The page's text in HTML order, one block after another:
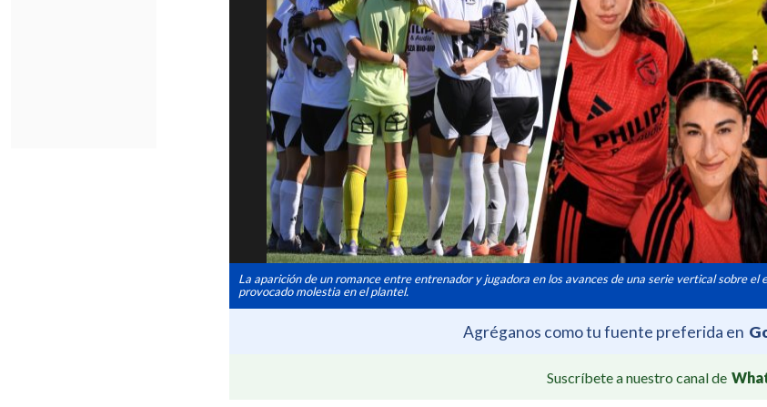
La aparición de un romance entre entrenador y jugadora en los avances de una serie vertical sobre el
provocado molestia en el plantel.
Agréganos como tu fuente preferida en
Suscríbete a nuestro canal de